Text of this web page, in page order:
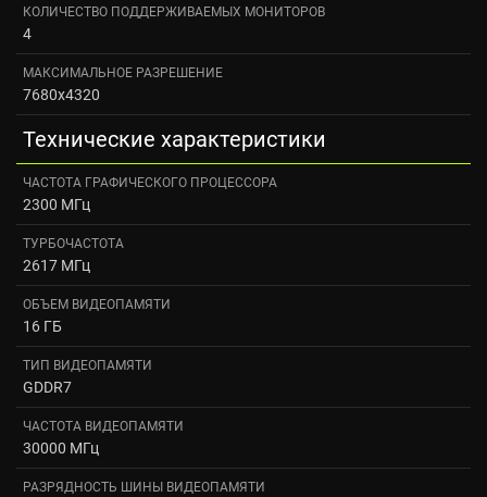
КОЛИЧЕСТВО ПОДДЕРЖИВАЕМЫХ МОНИТОРОВ
4
МАКСИМАЛЬНОЕ РАЗРЕШЕНИЕ
7680x4320
Технические характеристики
ЧАСТОТА ГРАФИЧЕСКОГО ПРОЦЕССОРА
2300 МГц
ТУРБОЧАСТОТА
2617 МГц
ОБЪЕМ ВИДЕОПАМЯТИ
16 ГБ
ТИП ВИДЕОПАМЯТИ
GDDR7
ЧАСТОТА ВИДЕОПАМЯТИ
30000 МГц
РАЗРЯДНОСТЬ ШИНЫ ВИДЕОПАМЯТИ